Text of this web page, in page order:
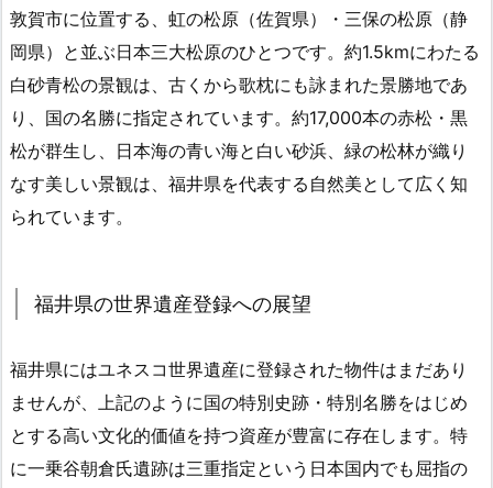
敦賀市に位置する、虹の松原（佐賀県）・三保の松原（静
岡県）と並ぶ日本三大松原のひとつです。約1.5kmにわたる
白砂青松の景観は、古くから歌枕にも詠まれた景勝地であ
り、国の名勝に指定されています。約17,000本の赤松・黒
松が群生し、日本海の青い海と白い砂浜、緑の松林が織り
なす美しい景観は、福井県を代表する自然美として広く知
られています。
福井県の世界遺産登録への展望
福井県にはユネスコ世界遺産に登録された物件はまだあり
ませんが、上記のように国の特別史跡・特別名勝をはじめ
とする高い文化的価値を持つ資産が豊富に存在します。特
に一乗谷朝倉氏遺跡は三重指定という日本国内でも屈指の